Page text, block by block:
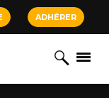
ADHÉRER